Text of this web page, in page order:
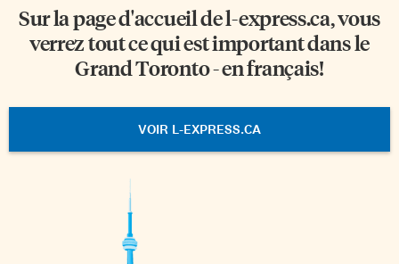
Sur la page d'accueil del-express.ca, vous
verrez tout ce qui est important dans le
Grand Toronto - en français!
VOIR L-EXPRESS.CA